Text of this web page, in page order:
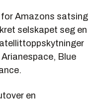
Amazons satsing
selskapet seg en
Blue
en